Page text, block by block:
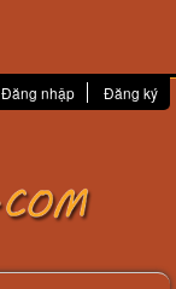
Đăng nhập Đăng ký